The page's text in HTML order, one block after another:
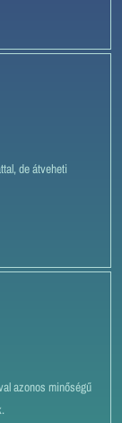
de átveheti
azonos minőségű